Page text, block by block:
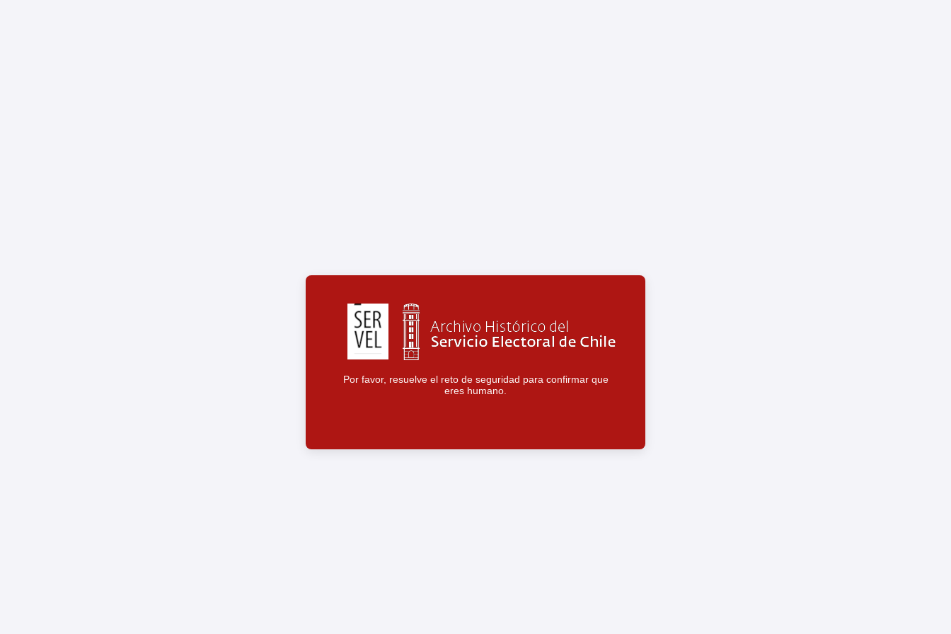
Por favor, resuelve el reto de seguridad para confirmar que
eres humano.